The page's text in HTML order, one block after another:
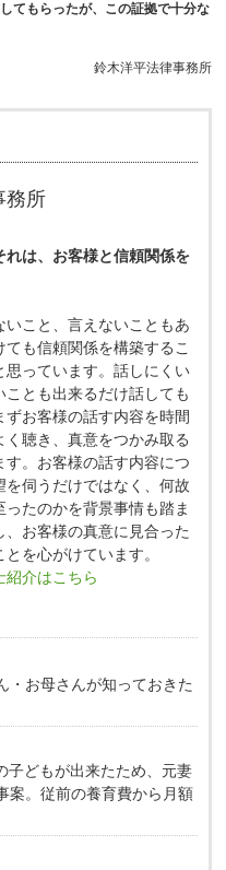
もらったが、この証拠で十分な
鈴木洋平法律事務所
務所
れは、お客様と信頼関係を
いこと、言えないこともあ
ても信頼関係を構築するこ
思っています。話しにくい
ことも出来るだけ話しても
ずお客様の話す内容を時間
く聴き、真意をつかみ取る
す。お客様の話す内容につ
を伺うだけではなく、何故
たのかを背景事情も踏ま
、お客様の真意に見合った
を心がけています。
紹介はこちら
・お母さんが知っておきた
子どもが出来たため、元妻
案。従前の養育費から月額